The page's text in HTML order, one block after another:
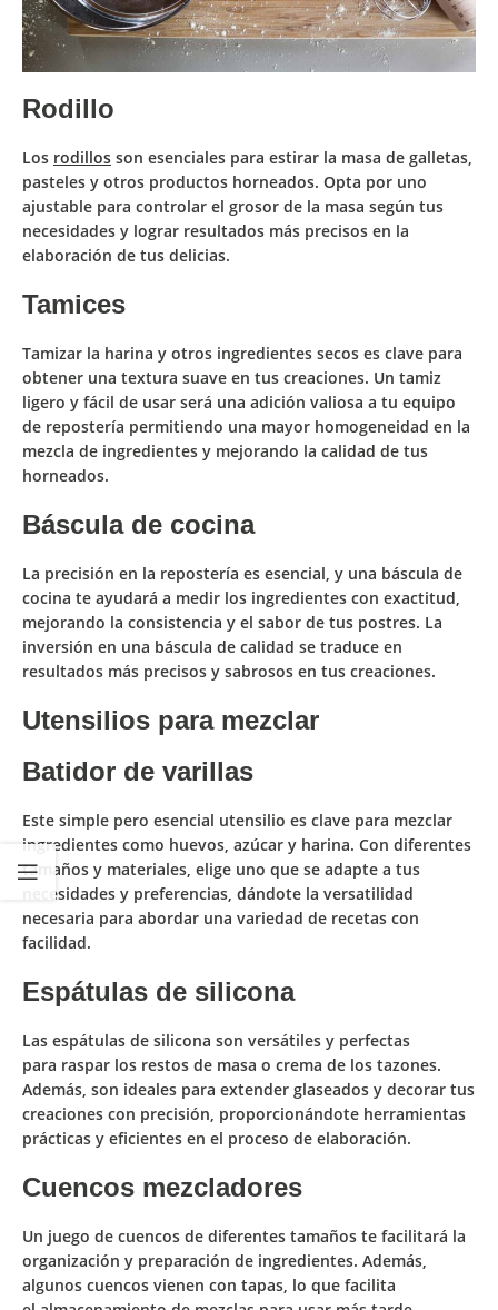
Rodillo
Los rodillos son esenciales para estirar la masa de galletas,
pasteles y otros productos horneados. Opta por uno
ajustable para controlar el grosor de la masa según tus
necesidades y lograr resultados más precisos en la
elaboración de tus delicias.
Tamices
Tamizar la harina y otros ingredientes secos es clave para
obtener una textura suave en tus creaciones. Un tamiz
ligero y fácil de usar será una adición valiosa a tu equipo
de repostería permitiendo una mayor homogeneidad en la
mezcla de ingredientes y mejorando la calidad de tus
horneados.
Báscula de cocina
La precisión en la repostería es esencial, y una báscula de
cocina te ayudará a medir los ingredientes con exactitud,
mejorando la consistencia y el sabor de tus postres. La
inversión en una báscula de calidad se traduce en
resultados más precisos y sabrosos en tus creaciones.
Utensilios para mezclar
Batidor de varillas
Este simple pero esencial utensilio es clave para mezclar
ingredientes como huevos, azúcar y harina. Con diferentes
tamaños y materiales, elige uno que se adapte a tus
necesidades y preferencias, dándote la versatilidad
necesaria para abordar una variedad de recetas con
facilidad.
Espátulas de silicona
Las espátulas de silicona son versátiles y perfectas
para raspar los restos de masa o crema de los tazones.
Además, son ideales para extender glaseados y decorar tus
creaciones con precisión, proporcionándote herramientas
prácticas y eficientes en el proceso de elaboración.
Cuencos mezcladores
Un juego de cuencos de diferentes tamaños te facilitará la
organización y preparación de ingredientes. Además,
algunos cuencos vienen con tapas, lo que facilita